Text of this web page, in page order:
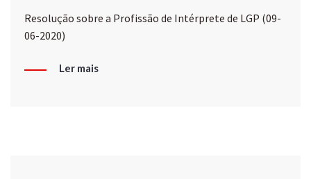
Resolução sobre a Profissão de Intérprete de LGP (09-
06-2020)
Ler mais